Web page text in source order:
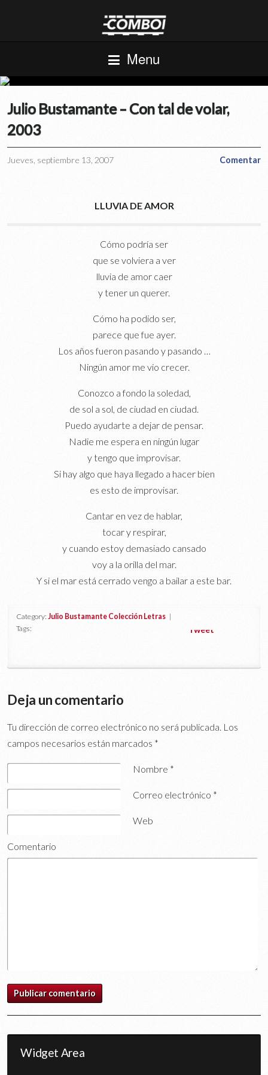
Menu
Julio Bustamante – Con tal de volar,
2003
Jueves, septiembre 13, 2007 Comentar
LLUVIA DE AMOR
Cómo podría ser
que se volviera a ver
lluvia de amor caer
y tener un querer.
Cómo ha podido ser,
parece que fue ayer.
Los años fueron pasando y pasando …
Ningún amor me vio crecer.
Conozco a fondo la soledad,
de sol a sol, de ciudad en ciudad.
Puedo ayudarte a dejar de pensar.
Nadie me espera en ningún lugar
y tengo que improvisar.
Si hay algo que haya llegado a hacer bien
es esto de improvisar.
Cantar en vez de hablar,
tocar y respirar,
y cuando estoy demasiado cansado
voy a la orilla del mar.
Y si el mar está cerrado vengo a bailar a este bar.
Category:Julio Bustamante Colección Letras |
Tags:
Tweet
Deja un comentario
Tu dirección de correo electrónico no será publicada. Los
campos necesarios están marcados *
Nombre *
Correo electrónico *
Web
Comentario
Widget Area